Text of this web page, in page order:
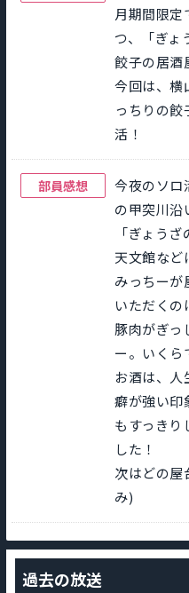
月期間限定
つ、「ぎょ
餃子の居酒
今回は、横
っちりの
活！
部員感想
今夜のソロ
の甲突川沿
「ぎょう
天文館など
みっちーが
いただくの
豚肉がぎっ
ー。いくら
お酒は、人
癖が強い印
もすっきり
した！
次はどの
み)
過去の放送